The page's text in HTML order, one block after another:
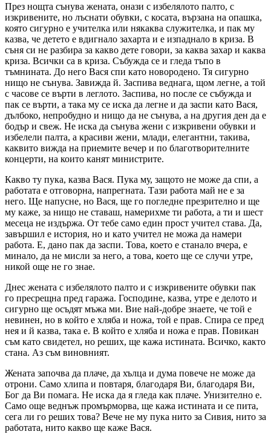
През нощта сънува жената, онази с избелялото палто, с
изкривените, но лъснати обувки, с косата, вързана на опашка,
която сигурно е учителка или някаква служителка, и пак му
казва, че детето е вдигнало захарта и е изпаднало в криза. В
съня си не разбира за какво дете говори, за каква захар и каква
криза. Всички са в криза. Събужда се и гледа тъпо в
тъмнината. До него Вася спи като новородено. Тя сигурно
нищо не сънува. Завижда й. Заспива веднага, щом легне, а той
с часове се върти в леглото. Заспива, но после се събужда и
пак се върти, а така му се иска да легне и да заспи като Вася,
дълбоко, непробудно и нищо да не сънува, а на другия ден да е
бодър и свеж. Не иска да сънува жени с изкривени обувки и
избелели палта, а красиви жени, млади, елегантни, такива,
каквито вижда на приемите вечер и по благотворителните
концерти, на които канят министрите.
Какво ту пука, казва Вася. Пука му, защото не може да спи, а
работата е отговорна, напрегната. Тази работа май не е за
него. Ще напусне, но Вася, ще го погледне презрително и ще
му каже, за нищо не ставаш, намерихме ти работа, а ти и шест
месеца не издържа. От тебе само един прост учител става. Да,
завършил е история, но и като учител не можа да намери
работа. Е, дано пак да заспи. Това, което е станало вчера, е
минало, да не мисли за него, а това, което ще се случи утре,
никой още не го знае.
Днес жената с избелялото палто и с изкривените обувки пак
го пресрещна пред гаража. Господине, казва, утре е делото и
сигурно ще осъдят мъжа ми. Вие най-добре знаете, че той е
невинен, но в който е хляба и ножа, той е прав. Спира се пред
нея и й казва, така е. В който е хляба и ножа е прав. Повикан
съм като свидетел, но реших, ще кажа истината. Всичко, както
стана. Аз съм виновният.
Жената започва да плаче, да хълца и дума повече не може да
отрони. Само хлипа и повтаря, благодаря Ви, благодаря Ви,
Бог да Ви помага. Не иска да я гледа как плаче. Унизително е.
Само още веднъж промърморва, ще кажа истината и се пита,
сега ли го реших това? Вече не му пука нито за Сивия, нито за
работата, нито какво ще каже Вася.